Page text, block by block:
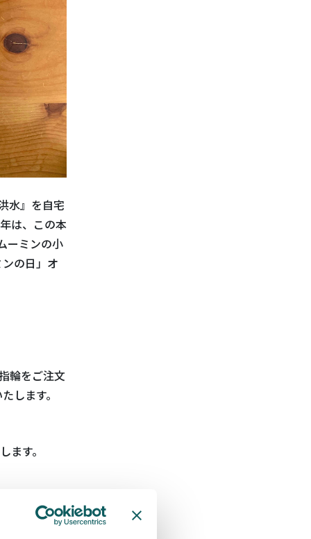
水』を自宅
は、この本
ーミンの小
の日」オ
輪をご注文
します。
す。